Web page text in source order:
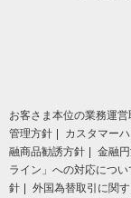
お客さま本位の業務運営
管理方針
カスタマー
融商品勧誘方針
金融
ライン」への対応につい
針
外国為替取引に関